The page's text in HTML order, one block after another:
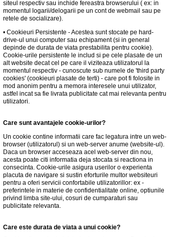
siteul respectiv sau inchide fereastra browserului ( ex: in
momentul logarii/delogarii pe un cont de webmail sau pe
retele de socializare).
• Cookieuri Persistente - Acestea sunt stocate pe hard-
drive-ul unui computer sau echipament (si in general
depinde de durata de viata prestabilita pentru cookie).
Cookie-urile persistente le includ si pe cele plasate de un
alt website decat cel pe care il viziteaza utilizatorul la
momentul respectiv - cunoscute sub numele de 'third party
cookies' (cookieuri plasate de terti) - care pot fi folosite in
mod anonim pentru a memora interesele unui utilizator,
astfel incat sa fie livrata publicitate cat mai relevanta pentru
utilizatori.
Care sunt avantajele cookie-urilor?
Un cookie contine informatii care fac legatura intre un web-
browser (utilizatorul) si un web-server anume (website-ul).
Daca un browser acceseaza acel web-server din nou,
acesta poate citi informatia deja stocata si reactiona in
consecinta. Cookie-urile asigura userilor o experienta
placuta de navigare si sustin eforturile multor websiteuri
pentru a oferi servicii confortabile utilizatorillor: ex -
preferintele in materie de confidentialitate online, optiunile
privind limba site-ului, cosuri de cumparaturi sau
publicitate relevanta.
Care este durata de viata a unui cookie?